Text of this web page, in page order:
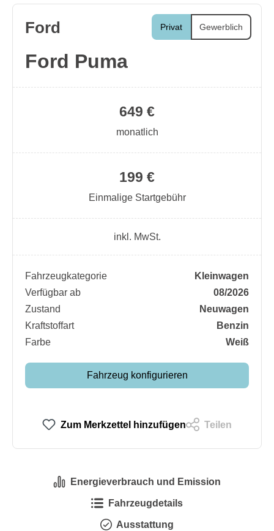
Privat Gewerblich
Ford
Ford Puma
199 €
Einmalige Startgebühr
649 €
monatlich
inkl. MwSt.
Fahrzeugkategorie
Kleinwagen
Verfügbar ab
08/2026
Zustand
Neuwagen
Kraftstoffart
Benzin
Farbe
Weiß
Fahrzeug konfigurieren
Zum Merkzettel hinzufügen Teilen
Energieverbrauch und Emission
Fahrzeugdetails
Ausstattung